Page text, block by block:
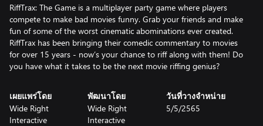
RiffTrax: The Game is a multiplayer party game where players
compete to make bad movies funny. Grab your friends and make
fun of some of the worst cinematic abominations ever created.
RiffTrax has been bringing their comedic commentary to movies
for over 15 years - now’s your chance to riff along with them! Do
you have what it takes to be the next movie riffing genius?
เผยแพร่โดย
Wide Right
Interactive
พัฒนาโดย
Wide Right
Interactive
วันที่วางจำหน่าย
5/5/2565